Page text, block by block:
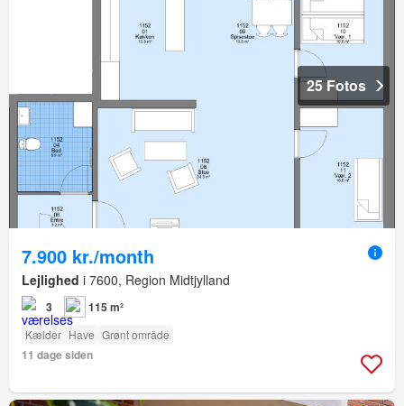
25 Fotos
7.900 kr./month
Lejlighed i 7600, Region Midtjylland
3 115 m²
Kælder Have Grønt område
11 dage siden